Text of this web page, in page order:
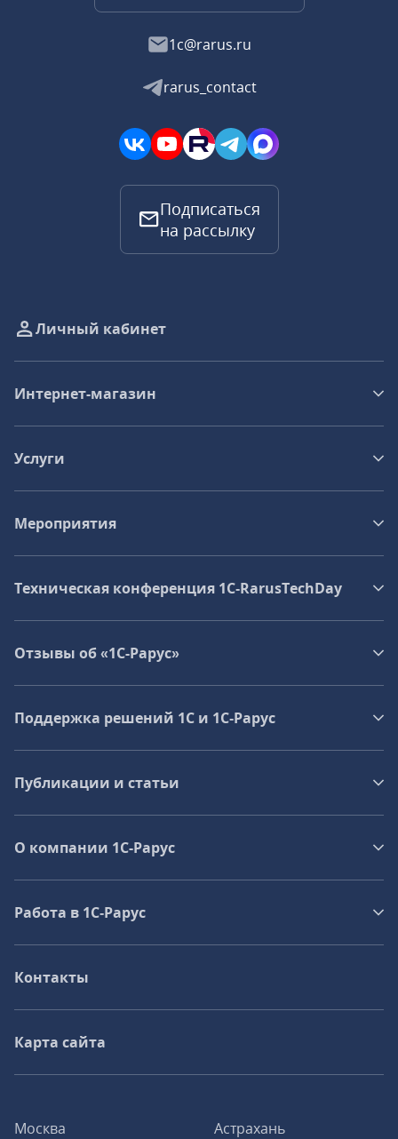
1c@rarus.ru
rarus_contact
Подписаться
на рассылку
Москва
Астрахань
Личный кабинет
Интернет-магазин
Услуги
Мероприятия
Техническая конференция 1C‑RarusTechDay
Отзывы об «1С-Рарус»
Поддержка решений 1С и 1С‑Рарус
Публикации и статьи
О компании 1C-Рарус
Работа в 1С‑Рарус
Контакты
Карта сайта